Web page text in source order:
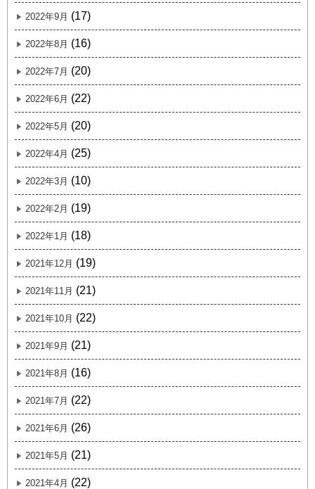
2022年9月 (17)
2022年8月 (16)
2022年7月 (20)
2022年6月 (22)
2022年5月 (20)
2022年4月 (25)
2022年3月 (10)
2022年2月 (19)
2022年1月 (18)
2021年12月 (19)
2021年11月 (21)
2021年10月 (22)
2021年9月 (21)
2021年8月 (16)
2021年7月 (22)
2021年6月 (26)
2021年5月 (21)
2021年4月 (22)